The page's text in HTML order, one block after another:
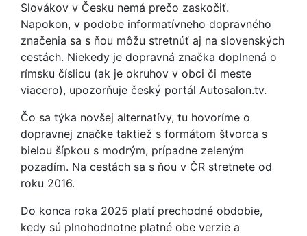
Slovákov v Česku nemá prečo zaskočiť.
Napokon, v podobe informatívneho dopravného
značenia sa s ňou môžu stretnúť aj na slovenských
cestách. Niekedy je dopravná značka doplnená o
rímsku číslicu (ak je okruhov v obci či meste
viacero), upozorňuje český portál Autosalon.tv.
Čo sa týka novšej alternatívy, tu hovoríme o
dopravnej značke taktiež s formátom štvorca s
bielou šípkou s modrým, prípadne zeleným
pozadím. Na cestách sa s ňou v ČR stretnete od
roku 2016.
Do konca roka 2025 platí prechodné obdobie,
kedy sú plnohodnotne platné obe verzie a